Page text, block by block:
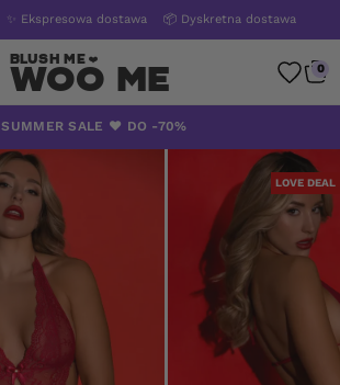
✨ Ekspresowa dostawa 📦 Dyskretna dostawa
Woo Me 0
SUMMER SALE ❤️ DO -70%
LOVE DEAL